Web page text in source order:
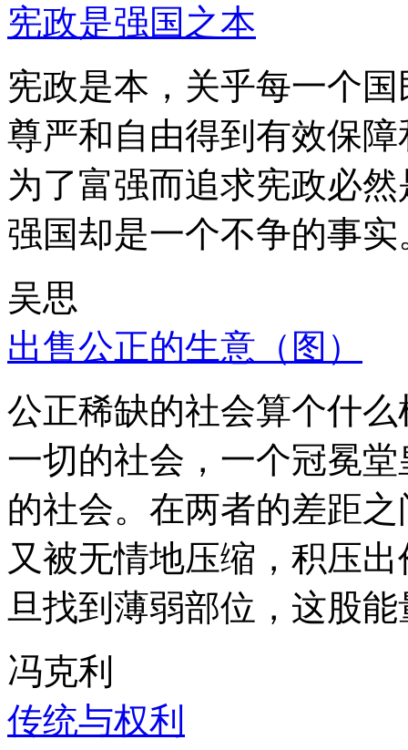
宪政是强国之本
宪政是本，关乎每一个
尊严和自由得到有效保
为了富强而追求宪政必
强国却是一个不争的事实
吴思
出售公正的生意（图）
公正稀缺的社会算个什
一切的社会，一个冠冕
的社会。在两者的差距
又被无情地压缩，积压
旦找到薄弱部位，这股
冯克利
传统与权利